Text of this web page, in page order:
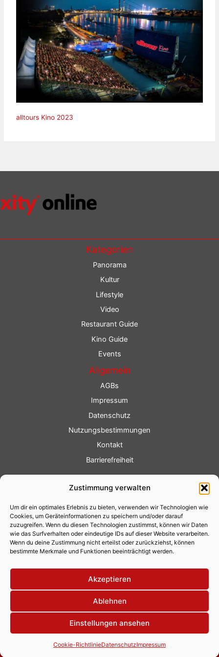
Zustimmung verwalten
Um dir ein optimales Erlebnis zu bieten, verwenden wir Technologien wie
Cookies, um Geräteinformationen zu speichern und/oder darauf
zuzugreifen. Wenn du diesen Technologien zustimmst, können wir Daten
wie das Surfverhalten oder eindeutige IDs auf dieser Website verarbeiten.
Wenn du deine Zustimmung nicht erteilst oder zurückziehst, können
bestimmte Merkmale und Funktionen beeinträchtigt werden.
Akzeptieren
Ablehnen
Einstellungen ansehen
Cookie-RichtlinieDatenschutzImpressum
alltours Kino 2023
Kategorien
Panorama
Kultur
Lifestyle
Video
Restaurant Guide
Kino Guide
Events
Allgemein
AGBs
Impressum
Datenschutz
Nutzungsbestimmungen
Kontakt
Barrierefreiheit
Fotoservice
Videoservice
Werbung
Contenterstellung
Lokalnachrichten
Lokalfernsehen